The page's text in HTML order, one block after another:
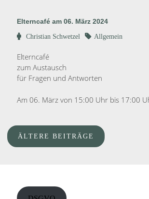
Elterncafé am 06. März 2024
Februar
2024
Christian Schwetzel Allgemein
Elterncafé
zum Austausch
für Fragen und Antworten
Am 06. März von 15:00 Uhr bis 17:00
ÄLTERE BEITRÄGE